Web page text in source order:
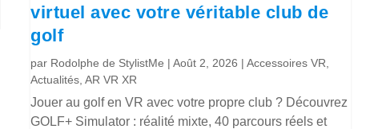
virtuel avec votre véritable club de
golf
par Rodolphe de StylistMe |Août 2, 2026 |Accessoires VR
Actualités ,AR VR XR
Jouer au golf en VR avec votre propre club ? Découvrez
GOLF+ Simulator : réalité mixte, 40 parcours réels et